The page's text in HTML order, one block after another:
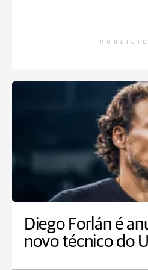
Diego Forlán é
novo técnico do